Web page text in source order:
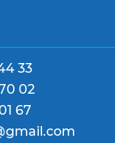
33
02
67